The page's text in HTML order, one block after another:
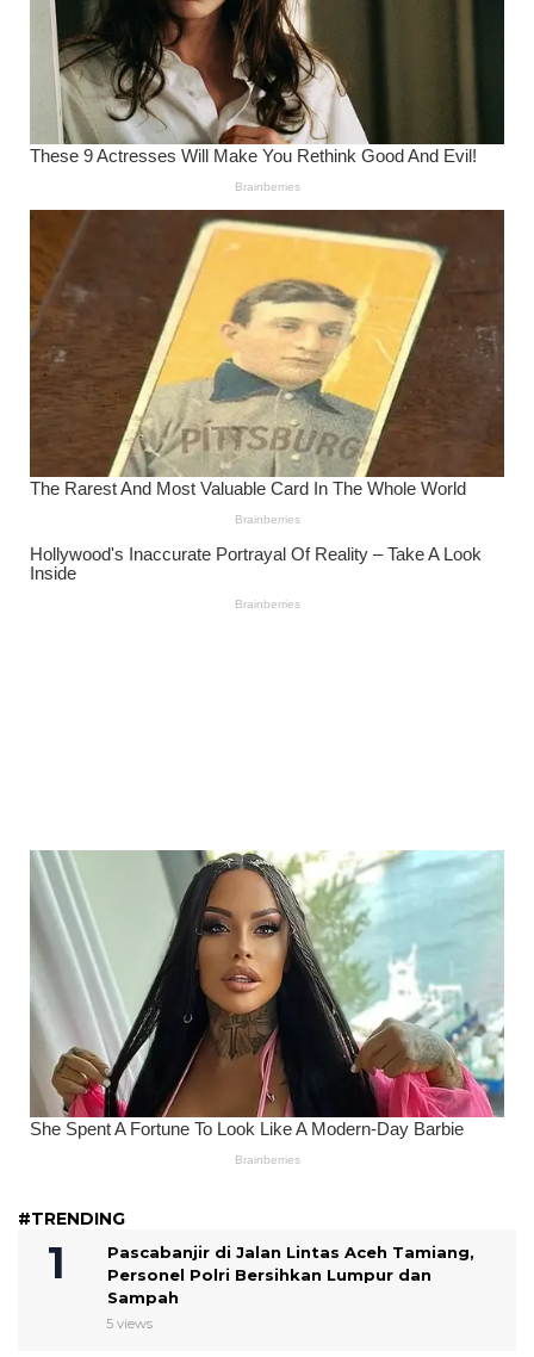
#TRENDING
Pascabanjir di Jalan Lintas Aceh Tamiang,
Personel Polri Bersihkan Lumpur dan
Sampah
5 views